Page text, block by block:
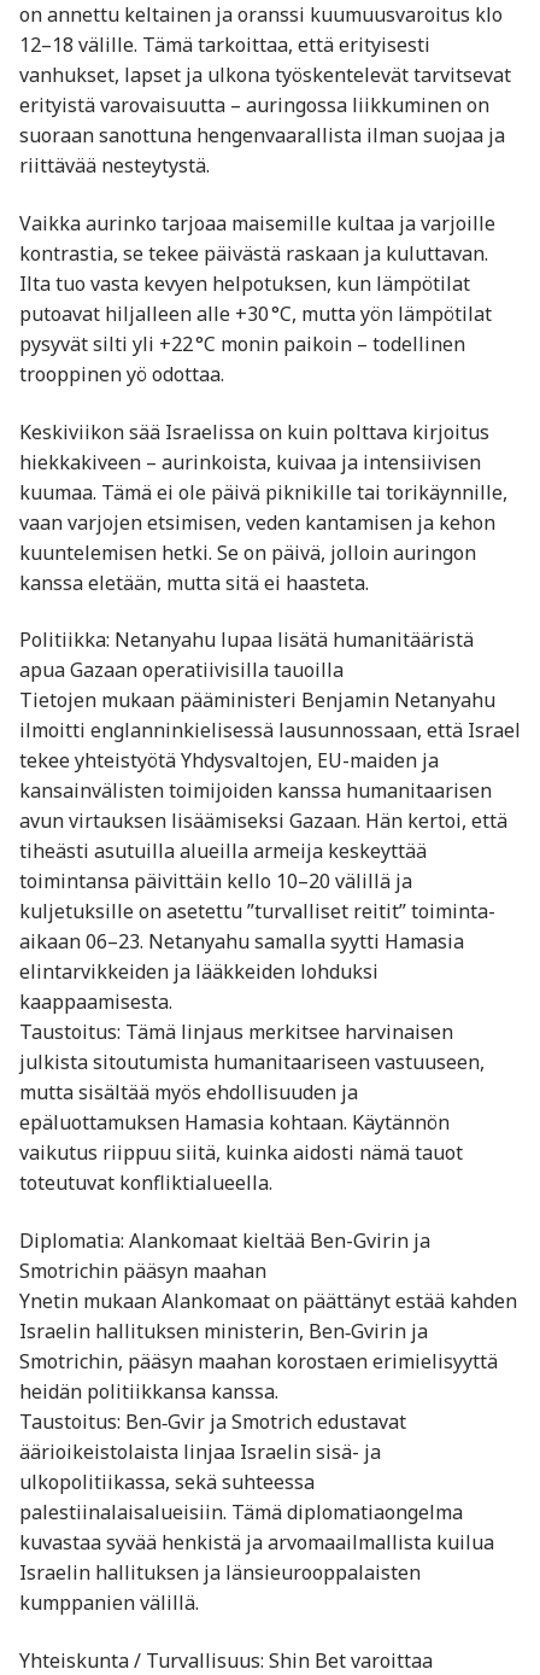
on annettu keltainen ja oranssi kuumuusvaroitus klo
12–18 välille. Tämä tarkoittaa, että erityisesti
vanhukset, lapset ja ulkona työskentelevät tarvitsevat
erityistä varovaisuutta – auringossa liikkuminen on
suoraan sanottuna hengenvaarallista ilman suojaa ja
riittävää nesteytystä.
Vaikka aurinko tarjoaa maisemille kultaa ja varjoille
kontrastia, se tekee päivästä raskaan ja kuluttavan.
Ilta tuo vasta kevyen helpotuksen, kun lämpötilat
putoavat hiljalleen alle +30 °C, mutta yön lämpötilat
pysyvät silti yli +22 °C monin paikoin – todellinen
trooppinen yö odottaa.
Keskiviikon sää Israelissa on kuin polttava kirjoitus
hiekkakiveen – aurinkoista, kuivaa ja intensiivisen
kuumaa. Tämä ei ole päivä piknikille tai torikäynnille,
vaan varjojen etsimisen, veden kantamisen ja kehon
kuuntelemisen hetki. Se on päivä, jolloin auringon
kanssa eletään, mutta sitä ei haasteta.
Politiikka: Netanyahu lupaa lisätä humanitääristä
apua Gazaan operatiivisilla tauoilla
Tietojen mukaan pääministeri Benjamin Netanyahu
ilmoitti englanninkielisessä lausunnossaan, että Israel
tekee yhteistyötä Yhdysvaltojen, EU-maiden ja
kansainvälisten toimijoiden kanssa humanitaarisen
avun virtauksen lisäämiseksi Gazaan. Hän kertoi, että
tiheästi asutuilla alueilla armeija keskeyttää
toimintansa päivittäin kello 10–20 välillä ja
kuljetuksille on asetettu ”turvalliset reitit” toiminta-
aikaan 06–23. Netanyahu samalla syytti Hamasia
elintarvikkeiden ja lääkkeiden lohduksi
kaappaamisesta.
Taustoitus: Tämä linjaus merkitsee harvinaisen
julkista sitoutumista humanitaariseen vastuuseen,
mutta sisältää myös ehdollisuuden ja
epäluottamuksen Hamasia kohtaan. Käytännön
vaikutus riippuu siitä, kuinka aidosti nämä tauot
toteutuvat konfliktialueella.
Diplomatia: Alankomaat kieltää Ben-Gvirin ja
Smotrichin pääsyn maahan
Ynetin mukaan Alankomaat on päättänyt estää kahden
Israelin hallituksen ministerin, Ben‑Gvirin ja
Smotrichin, pääsyn maahan korostaen erimielisyyttä
heidän politiikkansa kanssa.
Taustoitus: Ben‑Gvir ja Smotrich edustavat
äärioikeistolaista linjaa Israelin sisä- ja
ulkopolitiikassa, sekä suhteessa
palestiinalaisalueisiin. Tämä diplomatiaongelma
kuvastaa syvää henkistä ja arvomaailmallista kuilua
Israelin hallituksen ja länsieurooppalaisten
kumppanien välillä.
Yhteiskunta / Turvallisuus: Shin Bet varoittaa